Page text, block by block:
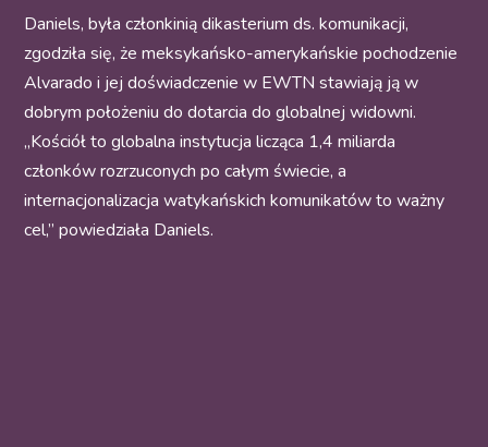
Daniels, była członkinią dikasterium ds. komunikacji,
zgodziła się, że meksykańsko-amerykańskie pochodzenie
Alvarado i jej doświadczenie w EWTN stawiają ją w
dobrym położeniu do dotarcia do globalnej widowni.
„Kościół to globalna instytucja licząca 1,4 miliarda
członków rozrzuconych po całym świecie, a
internacjonalizacja watykańskich komunikatów to ważny
cel,” powiedziała Daniels.